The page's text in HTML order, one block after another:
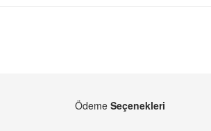
Ödeme Seçenekleri